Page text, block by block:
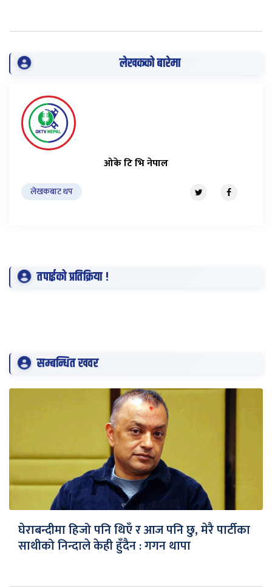
लेखकको बारेमा
ओके टि भि नेपाल
लेखकबाट थप
तपाईको प्रतिक्रिया !
सम्बन्धित खवर
घेराबन्दीमा हिजो पनि थिएँ र आज पनि छु, मेरै पार्टीका
साथीको निन्दाले केही हुँदैन : गगन थापा